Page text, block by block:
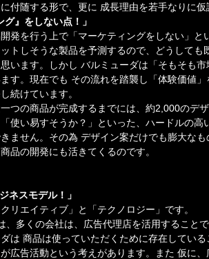
付随する形で、更に 成長理由を若手なりに仮
』をしない点！」
発を行う上で「マーケティングをしない」と
トしそうな製品を予測するので、どうして
います。しかし バルミューダは「そもそも
す。現在でも その流れを踏襲し「体験価値
続けています。
つの商品が完成するまでには、約2,000のデ
使い易すそうか？」といった、ハードルの高
ません。その為 デザイン案だけでも膨大な
品の開発にも活きてくるのです。
ネスモデル！」
リエイティブ」と「テクノロジー」です。
、多くの会社は、広告代理店を活用すること
は 商品は使っていただくために存在してい
広告活動という考えがあります。また 仮に